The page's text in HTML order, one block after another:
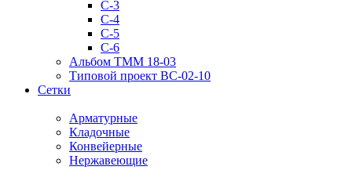
С-3
С-4
С-5
С-6
Альбом ТММ 18-03
Типовой проект ВС-02-10
Сетки
Арматурные
Кладочные
Конвейерные
Нержавеющие